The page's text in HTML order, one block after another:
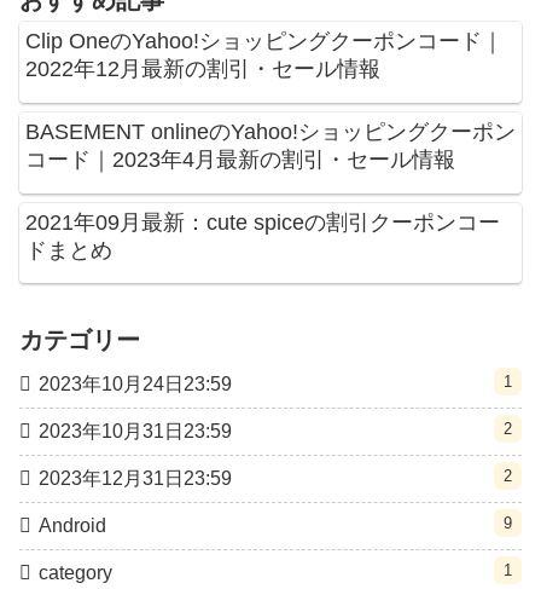
Clip OneのYahoo!ショッピングクーポンコード｜
2022年12月最新の割引・セール情報
BASEMENT onlineのYahoo!ショッピングクーポン
コード｜2023年4月最新の割引・セール情報
2021年09月最新：cute spiceの割引クーポンコー
ドまとめ
カテゴリー
2023年10月24日23:59 1
2023年10月31日23:59 2
2023年12月31日23:59 2
Android 9
category 1